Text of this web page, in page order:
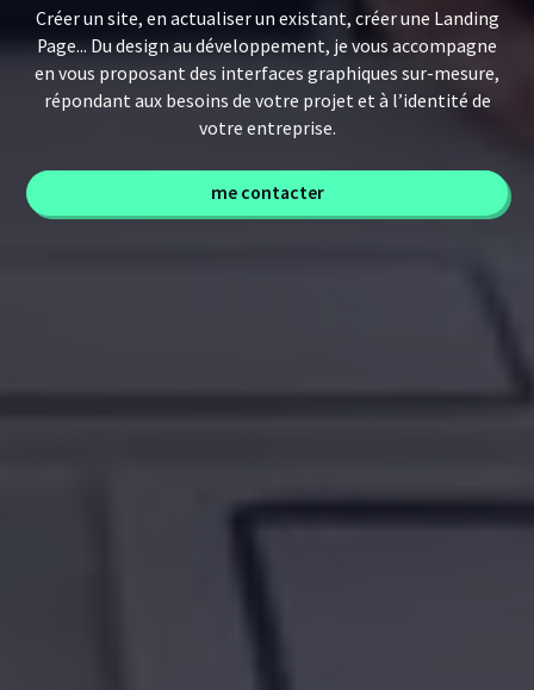
Créer un site, en actualiser un existant, créer une Landing
Page... Du design au développement, je vous accompagne
en vous proposant des interfaces graphiques sur-mesure,
répondant aux besoins de votre projet et à l’identité de
votre entreprise.
me contacter